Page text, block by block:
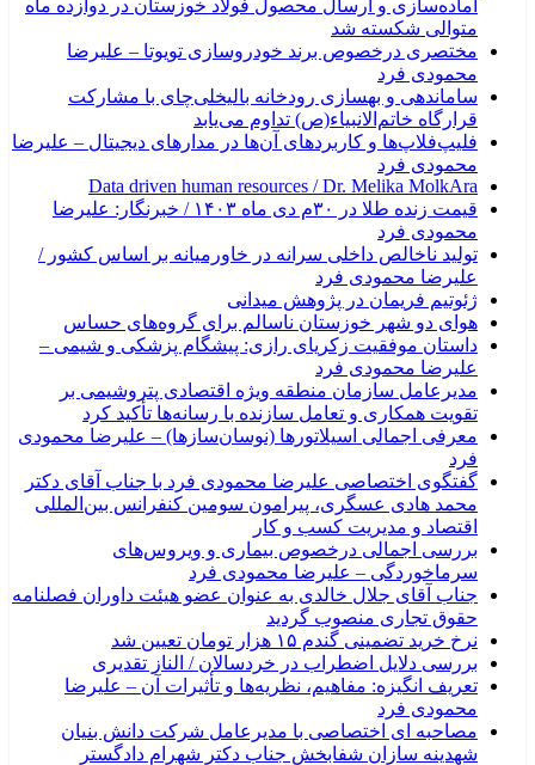
آماده‌سازی و ارسال محصول فولاد خوزستان در دوازده ماه
متوالی شکسته شد
مختصری درخصوص برند خودروسازی تویوتا – علیرضا
محمودی فرد
ساماندهی و بهسازی رودخانه بالیخلی‌چای با مشارکت
قرارگاه خاتم‌الانبیاء(ص) تداوم می‌یابد
فلیپ‌فلاپ‌ها و کاربردهای آن‌ها در مدارهای دیجیتال – علیرضا
محمودی فرد
Data driven human resources / Dr. Melika MolkAra
قیمت زنده طلا در ۳۰م دی ماه ۱۴۰۳ / خبرنگار: علیرضا
محمودی فرد
تولید ناخالص داخلی سرانه در خاورمیانه بر اساس کشور /
علیرضا محمودی فرد
ژئوتیم فریمان در پژوهش میدانی
هوای دو شهر خوزستان ناسالم برای گروه‌های حساس
داستان موفقیت زکریای رازی: پیشگام پزشکی و شیمی –
علیرضا محمودی فرد
مدیرعامل سازمان منطقه ویژه اقتصادی پتروشیمی بر
تقویت همکاری و تعامل سازنده با رسانه‌ها تأکید کرد
معرفی اجمالی اسیلاتورها (نوسان‌سازها) – علیرضا محمودی
فرد
گفتگوی اختصاصی علیرضا محمودی فرد با جناب آقای دکتر
محمد هادی عسگری، پیرامون سومین کنفرانس بین‌المللی
اقتصاد و مدیریت کسب و کار
بررسی اجمالی درخصوص بیماری و ویروس‌های
سرماخوردگی – علیرضا محمودی فرد
جناب آقای جلال خالدی به عنوان عضو هیئت داوران فصلنامه
حقوق تجاری منصوب گردید
نرخ خرید تضمینی گندم ۱۵ هزار تومان تعیین شد
بررسی دلایل اضطراب در خردسالان / الناز تقدیری
تعریف انگیزه: مفاهیم، نظریه‌ها و تأثیرات آن – علیرضا
محمودی فرد
مصاحبه ای اختصاصی با مدیرعامل شرکت دانش بنیان
شهدینه سازان شفابخش جناب دکتر شهرام دادگستر